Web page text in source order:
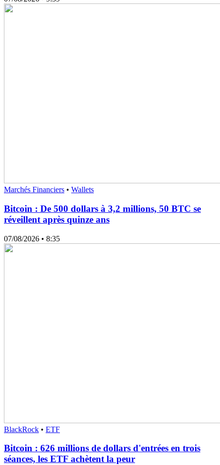
Marchés Financiers • Wallets
Bitcoin : De 500 dollars à 3,2 millions, 50 BTC se
réveillent après quinze ans
07/08/2026 • 8:35
BlackRock • ETF
Bitcoin : 626 millions de dollars d'entrées en trois
séances, les ETF achètent la peur